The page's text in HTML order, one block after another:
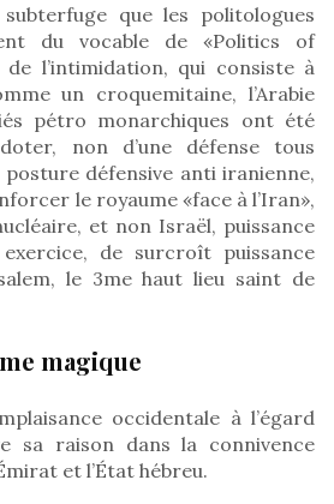
que les politologues
du vocable de «Politics of
l’intimidation, qui consiste à
un croquemitaine, l’Arabie
pétro monarchiques ont été
non d’une défense tous
posture défensive anti iranienne,
le royaume «face à l’Iran»,
et non Israël, puissance
de surcroît puissance
le 3me haut lieu saint de
magique
occidentale à l’égard
sa raison dans la connivence
et l’État hébreu.